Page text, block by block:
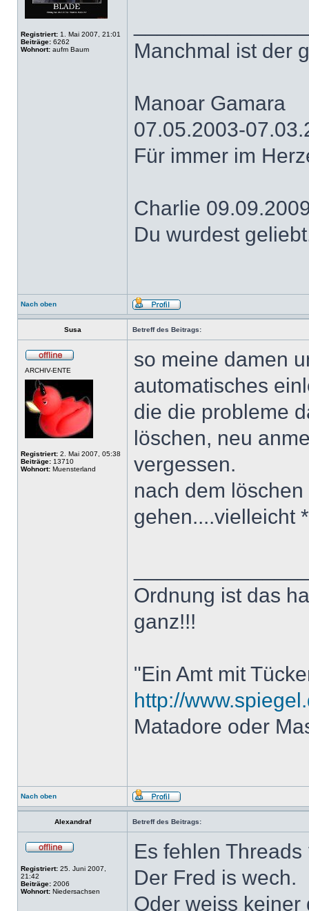
Registriert: 1. Mai 2007, 21:01
Beiträge: 6262
Wohnort: aufm Baum
Manchmal ist der
Manoar Gamara
07.05.2003-
Für immer im
Charlie
Du wurdest
Nach oben
Susa Betreff des Beitrags:
ARCHIV-ENTE
Registriert: 2. Mai 2007, 05:38
Beiträge: 13710
Wohnort: Muensterland
so meine damen
automatisches
die die probleme
löschen, neu
vergessen.
nach dem
gehen....vielleicht
Ordnung ist das
ganz!!!
"Ein Amt mit
http://
Matadore oder
Nach oben
Alexandraf Betreff des Beitrags:
Registriert: 25. Juni 2007,
21:42
Beiträge: 2006
Wohnort: Niedersachsen
Es fehlen
Der Fred is wech.
Oder weiss